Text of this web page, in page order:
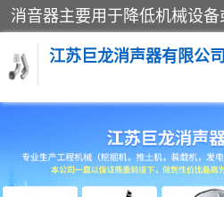
江苏巨龙消声器有限公司
消声器